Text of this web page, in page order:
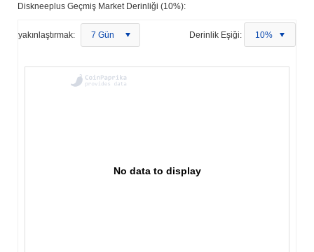
Diskneeplus Geçmiş Market Derinliği (10%):
yakınlaştırmak: 7 Gün Derinlik Eşiği: 10%
No data to display